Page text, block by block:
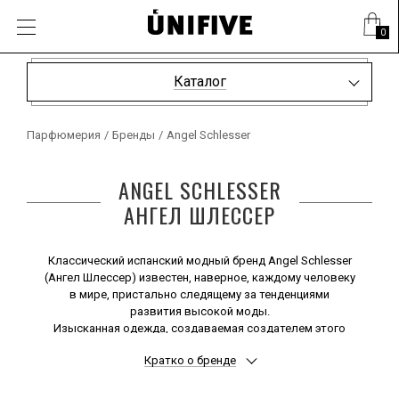
0
Каталог
Парфюмерия / Бренды / Angel Schlesser
ANGEL SCHLESSER
АНГЕЛ ШЛЕССЕР
Классический испанский модный бренд Angel Schlesser
(Ангел Шлессер) известен, наверное, каждому человеку
в мире, пристально следящему за тенденциями
развития высокой моды.
Изысканная одежда, создаваемая создателем этого
современного прочтения вечной классики.
Кратко о бренде